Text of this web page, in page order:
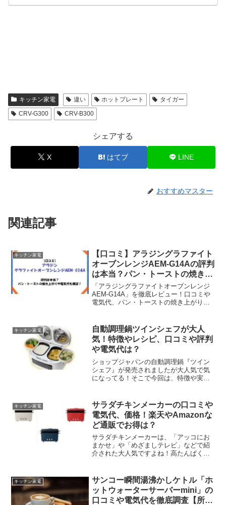
キッチン家電 違い ホットプレート
タイガー
CRV-G300
CRV-B300
シェアする
X はてブ LINE
おすすめマスター
関連記事
キッチン家電
【口コミ】アラジングラファイト
オーブンレンジAEM-G14Aの評判
は本当？パン・トーストの焼き上
がりや電気代も検証！
「アラジングラファイトオーブンレンジ
AEM-G14A」を徹底レビュー！口コミや
電気代、パン・トーストの焼き上がり、
解決します。
キッチン家電
自動調理鍋ツインシェフが大人
気！特徴やレシピ、口コミや評判
や電気代は？
ショップジャパンの自動調理鍋『ツイン
シェフ』が発売されましたが大人気で気
になってる！そこで今回は、特徴や実際
メリット、電気代、販売店情報などをま
とめてご紹介します。これからツインシ
ェフを買おうか迷ってるという方も、ぜ
ひ参考にしてみてくださいね。
キッチン家電
サラダチキンメーカーの口コミや
電気代、価格！楽天やAmazonな
ど通販でお得は？
サラダチキンメーカーは、「アッコにお
まかせ」や「めざましテレビ」などで紹
介された大人気ですよね！高たんぱく＆
は魅力的ですよね。このページでは、
「サラダチキンメーカー」の...
キッチン家電
サンコー瞬間湯沸かしケトル「ホ
ットウォーターサーバーmini」の
口コミや電気代を徹底調査【所さ